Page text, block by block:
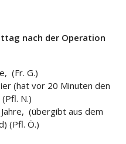
nach der Operation
(Fr. G.)
(hat vor 20 Minuten den
N.)
(übergibt aus dem
(Pfl. Ö.)